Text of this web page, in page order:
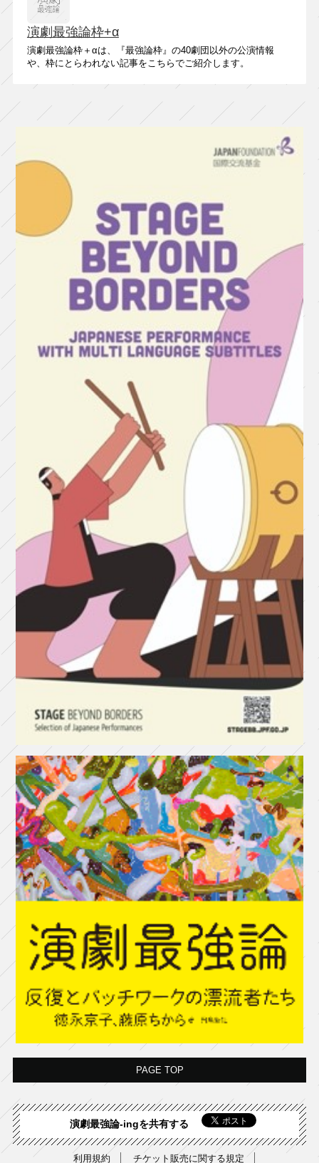
演劇最強論枠+α
演劇最強論枠＋αは、『最強論枠』の40劇団以外の公演情報
や、枠にとらわれない記事をこちらでご紹介します。
PAGE TOP
演劇最強論-ingを共有する
利用規約 チケット販売に関する規定